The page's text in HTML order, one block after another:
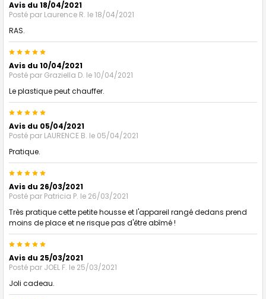
Avis du 18/04/2021
Posté par Laurence R. le 18/04/2021
RAS.
5
Avis du 10/04/2021
Posté par Graziella D. le 10/04/2021
Le plastique peut chauffer.
5
Avis du 05/04/2021
Posté par LAURENCE B. le 05/04/2021
Pratique.
5
Avis du 26/03/2021
Posté par Patricia P. le 26/03/2021
Très pratique cette petite housse et l'appareil rangé dedans prend
moins de place et ne risque pas d'être abîmé !
5
Avis du 25/03/2021
Posté par JOEL F. le 25/03/2021
Joli cadeau.